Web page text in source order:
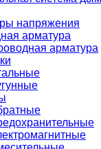
напряжения
арматура
арматура